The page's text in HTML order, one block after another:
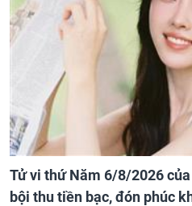
Tử vi thứ Năm 6/8/2026
bội thu tiền bạc, đón phúc